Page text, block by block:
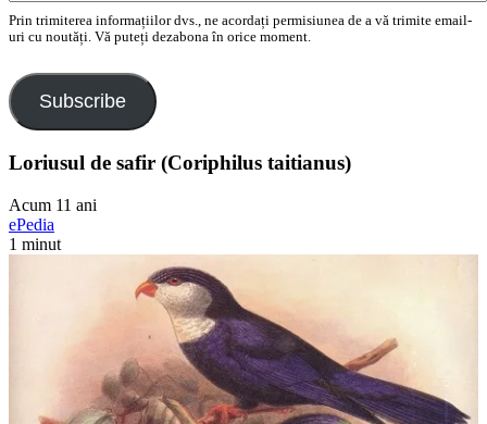
Prin trimiterea informațiilor dvs., ne acordați permisiunea de a vă trimite email-
uri cu noutăți. Vă puteți dezabona în orice moment.
Subscribe
Loriusul de safir (Coriphilus taitianus)
Acum 11 ani
ePedia
1 minut